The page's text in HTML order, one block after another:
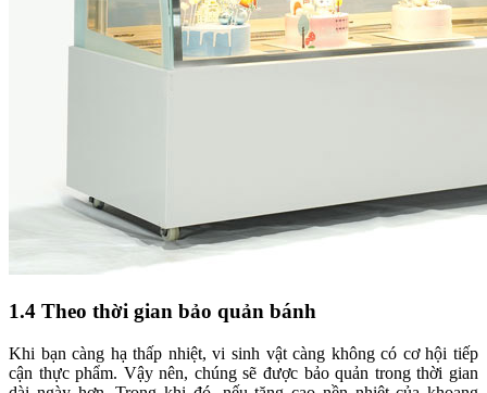
1.4 Theo thời gian bảo quản bánh
Khi bạn càng hạ thấp nhiệt, vi sinh vật càng không có cơ hội tiếp
cận thực phẩm. Vậy nên, chúng sẽ được bảo quản trong thời gian